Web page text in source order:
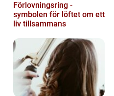
Förlovningsring -
symbolen för löftet om ett
liv tillsammans